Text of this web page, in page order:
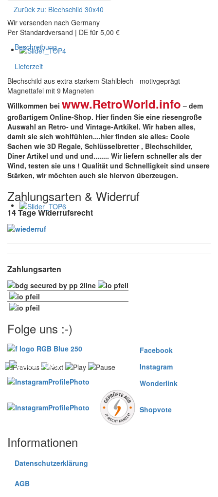
Zurück zu: Blechschild 30x40
Wir versenden nach Germany
Per Standardversand | DE für 5,00 €
Beschreibung
Lieferzeit
Blechschild aus extra starkem Stahlblech - motivgeprägt
Magnettafel mit 9 Magneten
Willkommen bei www.RetroWorld.info – dem
großartigem Online-Shop. Hier finden Sie eine riesengroße
Auswahl an Retro- und Vintage-Artkikel. Wir haben alles,
damit sie sich wohlfühlen....hier finden sie alles: Coole
Sachen wie 3D Regale, Schlüsselbretter , Blechschilder,
Diner Artikel und und und........ Wir liefern schneller als der
Wind, testen sie uns ! Qualität und Schnelligkeit sind unsere
Stärken, wir möchten auch sie hiervon überzeugen.
Zahlungsarten & Widerruf
14 Tage Widerrufsrecht
Zahlungsarten
Folge uns :-)
Facebook
Instagram
Wonderlink
Shopvote
Informationen
Datenschutzerklärung
AGB